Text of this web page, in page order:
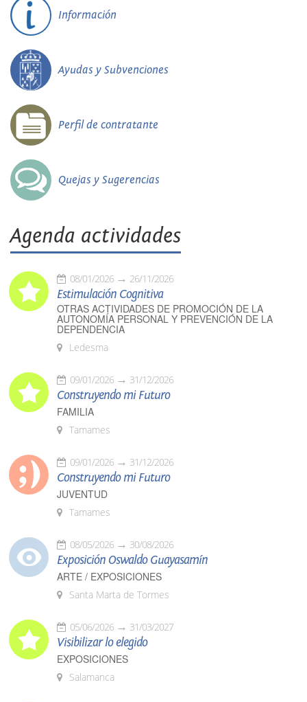
Información
Ayudas y Subvenciones
Perfil de contratante
Quejas y Sugerencias
Agenda actividades
08/01/2026 26/11/2026
Estimulación Cognitiva
OTRAS ACTIVIDADES DE PROMOCIÓN DE LA
AUTONOMÍA PERSONAL Y PREVENCIÓN DE LA
DEPENDENCIA
Ledesma
09/01/2026 31/12/2026
Construyendo mi Futuro
FAMILIA
Tamames
09/01/2026 31/12/2026
Construyendo mi Futuro
JUVENTUD
Tamames
08/05/2026 30/08/2026
Exposición Oswaldo Guayasamín
ARTE / EXPOSICIONES
Santa Marta de Tormes
05/06/2026 31/03/2027
Visibilizar lo elegido
EXPOSICIONES
Salamanca